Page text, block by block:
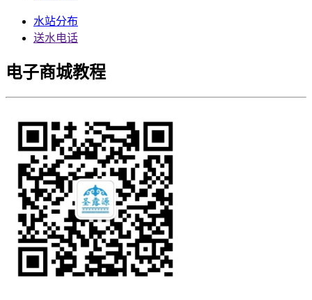
水站分布
送水电话
电子商城教程